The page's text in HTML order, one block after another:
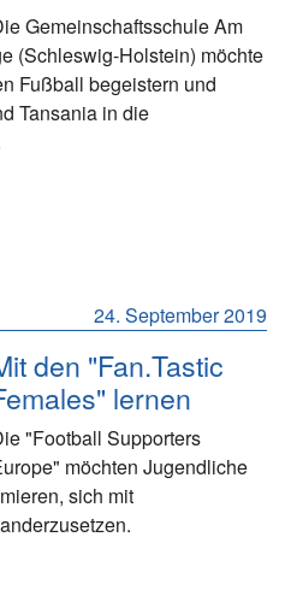
Gemeinschaftsschule Am
(Schleswig-Holstein) möchte
Fußball begeistern und
Tansania in die
24. September 2019
den "Fan.Tastic
lernen
"Football Supporters
möchten Jugendliche
sich mit